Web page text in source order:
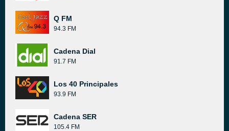
Q FM
94.3 FM
Cadena Dial
91.7 FM
Los 40 Principales
93.9 FM
Cadena SER
105.4 FM